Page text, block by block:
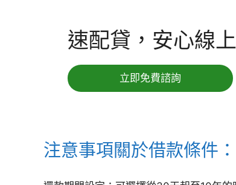
速配貸，安心線
立即免費諮詢
注意事項關於借款條件：